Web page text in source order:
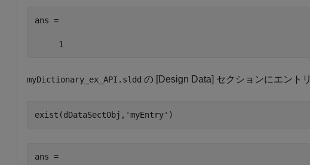
ans =
     1
myDictionary_ex_API.sldd の [Design Data] セクションにエントリ
exist(dDataSectObj, 'myEntry' )
ans =